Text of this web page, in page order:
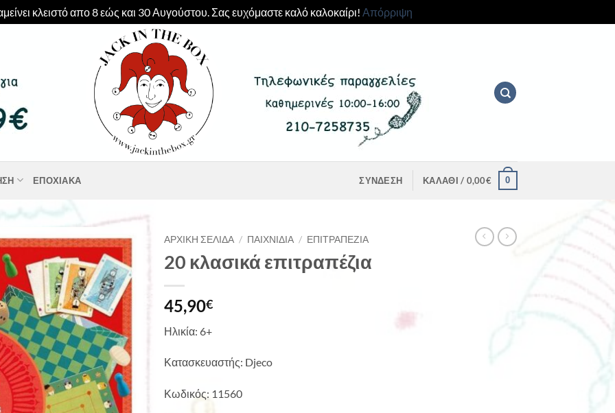
κλειστό απο 8 εώς και 30 Αυγούστου. Σας ευχόμαστε καλό καλοκαίρι! Απόρριψη
ΕΠΟΧΙΑΚΆ ΣΎΝΔΕΣΗ ΚΑΛΆΘΙ / 0,00€ 0
ΑΡΧΙΚΉ ΣΕΛΊΔΑ / ΠΑΙΧΝΊΔΙΑ / ΕΠΙΤΡΑΠΈΖΙΑ
20 κλασικά επιτραπέζια
45,90€
Ηλικία: 6+
Κατασκευαστής: Djeco
Κωδικός: 11560